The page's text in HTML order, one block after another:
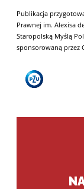
Publikacja
Prawnej im. Alexisa
Staropolską Myślą
sponsorowaną przez